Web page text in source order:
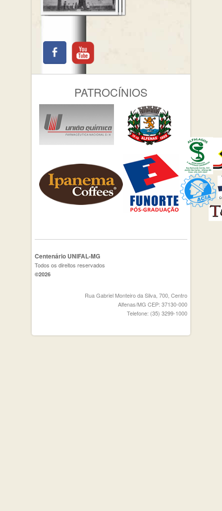
PATROCÍNIOS
Centenário UNIFAL-MG
Todos os direitos reservados
©2026
Rua Gabriel Monteiro da Silva, 700, Centro
Alfenas/MG CEP: 37130-000
Telefone: (35) 3299-1000